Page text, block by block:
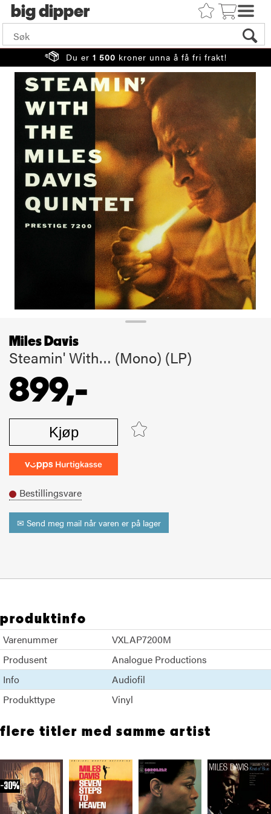
big
Du er 1 500 kroner unna å få fri frakt!
Miles Davis
Steamin' With… (Mono) (LP)
899,-
Kjøp
Bestillingsvare
✉ Send meg mail når varen er på lager
produktinfo
Varenummer
VXLAP7200M
Produsent
Analogue Productions
Info
Audiofil
Produkttype
Vinyl
flere titler med samme artist
30%